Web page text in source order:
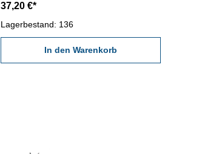
mit Feststellschraube Messbereich 0-300
mm
37,20 €*
Lagerbestand: 136
In den Warenkorb